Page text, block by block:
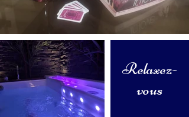
Relaxez-
vous